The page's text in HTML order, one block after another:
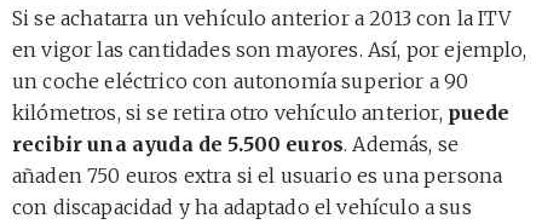
Si se achatarra un vehículo anterior a 2013 con la ITV
en vigor las cantidades son mayores. Así, por ejemplo,
un coche eléctrico con autonomía superior a 90
kilómetros, si se retira otro vehículo anterior, puede
recibir una ayuda de 5.500 euros. Además, se
añaden 750 euros extra si el usuario es una persona
con discapacidad y ha adaptado el vehículo a sus